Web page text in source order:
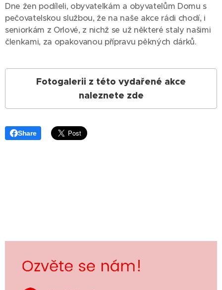
Dne žen podíleli, obyvatelkám a obyvatelům Domu s
pečovatelskou službou, že na naše akce rádi chodí, i
seniorkám z Orlové, z nichž se už některé staly našimi
členkami, za opakovanou přípravu pěkných dárků.
Fotogalerii z této vydařené akce
naleznete zde
Share